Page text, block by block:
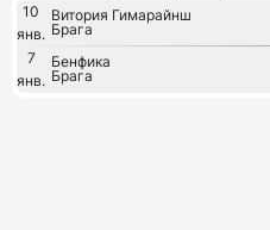
10
янв.
Витория Гимарайнш
Брага
7
янв.
Бенфика
Брага